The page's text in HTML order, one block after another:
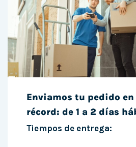
Enviamos tu pedido
récord: de 1 a 2 días
Tiempos de entrega: